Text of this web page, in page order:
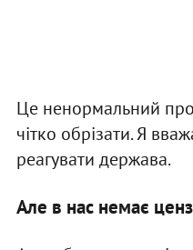
Це ненормальний
чітко обрізати. Я
реагувати держава.
Але в нас немає